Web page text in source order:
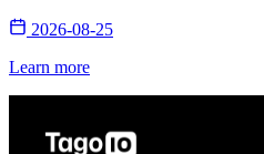
2026-08-25
Learn more